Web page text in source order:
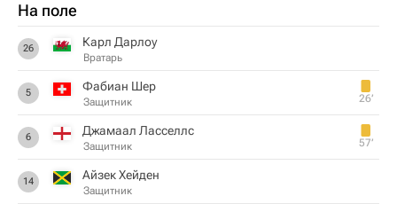
На поле
26 Карл Дарлоу
Вратарь
5 Фабиан Шер
Защитник 26‎’‎
6 Джамаал Ласcеллс
Защитник 57‎’‎
14 Айзек Хейден
Защитник